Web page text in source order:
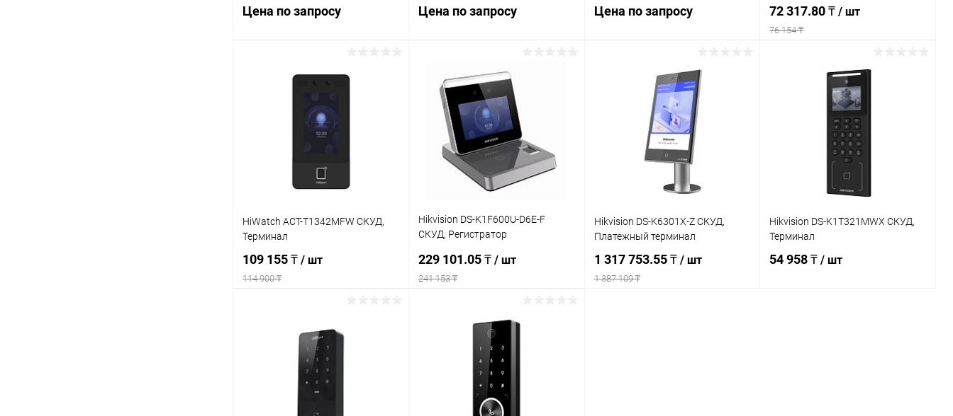
Цена по запросу
Купить в 1 клик
В избранное
Цена по запросу
Запросить цену
Купить в 1 клик
В избранное Недоступно
Цена по запросу
Запросить цену
Купить в 1 клик К сравнению
В избранное Недоступно
72 317.80 ₸/ шт
76 154 ₸
Подписаться
Купить в 1 клик
В избранное
HiWatch ACT-T1342MFW СКУД,
Терминал
109 155 ₸ / шт
114 900 ₸
Купить в 1 клик
В избранное
Hikvision DS-K1F600U-D6E-F
СКУД, Регистратор
229 101.05 ₸ / шт
241 153 ₸
Подписаться
Купить в 1 клик
В избранное
Hikvision DS-K6301X-Z СКУД,
Платежный терминал
1 317 753.55 ₸ / шт
1 387 109 ₸
Hikvision DS-K1T321MWX СКУД,
Терминал
54 958 ₸/ шт